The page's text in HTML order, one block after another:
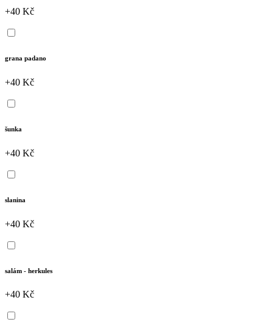
+40 Kč
grana padano
+40 Kč
šunka
+40 Kč
slanina
+40 Kč
salám - herkules
+40 Kč